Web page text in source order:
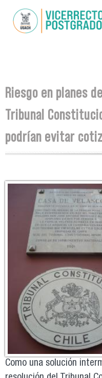
main
You are here
Riesgo en planes
Tribunal
podrían evitar
Como una solución